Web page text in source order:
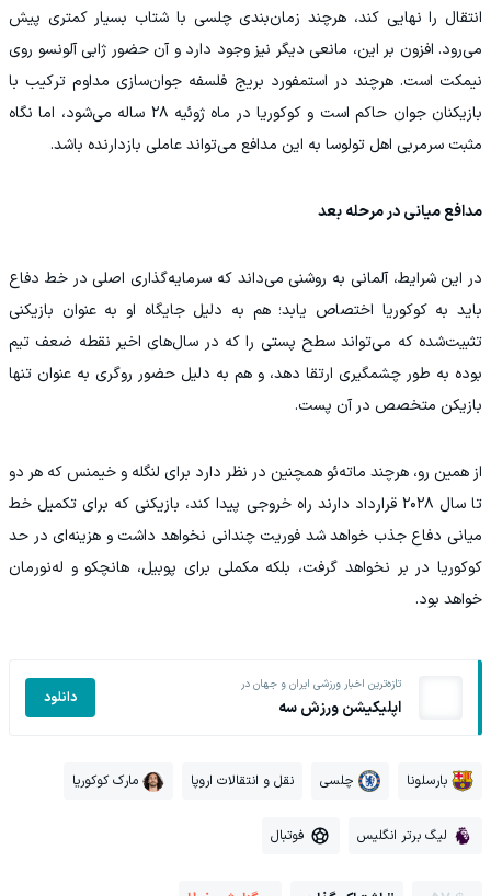
انتقال را نهایی کند، هرچند زمان‌بندی چلسی با شتاب بسیار کمتری پیش
می‌رود. افزون بر این، مانعی دیگر نیز وجود دارد و آن حضور ژابی آلونسو روی
نیمکت است. هرچند در استمفورد بریج فلسفه جوان‌سازی مداوم ترکیب با
بازیکنان جوان حاکم است و کوکوریا در ماه ژوئیه ۲۸ ساله می‌شود، اما نگاه
مثبت سرمربی اهل تولوسا به این مدافع می‌تواند عاملی بازدارنده باشد.
مدافع میانی در مرحله بعد
در این شرایط، آلمانی به روشنی می‌داند که سرمایه‌گذاری اصلی در خط دفاع
باید به کوکوریا اختصاص یابد؛ هم به دلیل جایگاه او به عنوان بازیکنی
تثبیت‌شده که می‌تواند سطح پستی را که در سال‌های اخیر نقطه ضعف تیم
بوده به طور چشمگیری ارتقا دهد، و هم به دلیل حضور روگری به عنوان تنها
بازیکن متخصص در آن پست.
از همین رو، هرچند ماته‌ئو همچنین در نظر دارد برای لنگله و خیمنس که هر دو
تا سال ۲۰۲۸ قرارداد دارند راه خروجی پیدا کند، بازیکنی که برای تکمیل خط
میانی دفاع جذب خواهد شد فوریت چندانی نخواهد داشت و هزینه‌ای در حد
کوکوریا در بر نخواهد گرفت، بلکه مکملی برای پوبیل، هانچکو و له‌نورمان
خواهد بود.
تازه‌ترین اخبار ورزشی ایران و جهان در
اپلیکیشن ورزش سه دانلود
بارسلونا چلسی نقل و انتقالات اروپا مارک کوکوریا
لیگ برتر انگلیس فوتبال